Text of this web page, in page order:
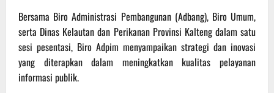
Bersama Biro Administrasi Pembangunan (Adbang), Biro Umum,
serta Dinas Kelautan dan Perikanan Provinsi Kalteng dalam satu
sesi pesentasi, Biro Adpim menyampaikan strategi dan inovasi
yang diterapkan dalam meningkatkan kualitas pelayanan
informasi publik.